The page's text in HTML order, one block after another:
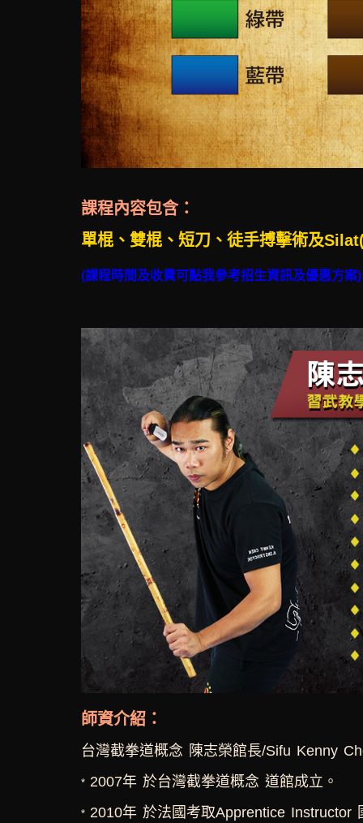
課程內容包含：
單棍、雙棍、短刀、徒手搏擊術及
(課程時間及收費可點我參考招生資訊及優惠方案)
師資介紹：
台灣截拳道概念 陳志榮館長/Sifu Kenny
* 2007年 於台灣截拳道概念 道館成立。
* 2010年 於法國考取Apprentice Instructor